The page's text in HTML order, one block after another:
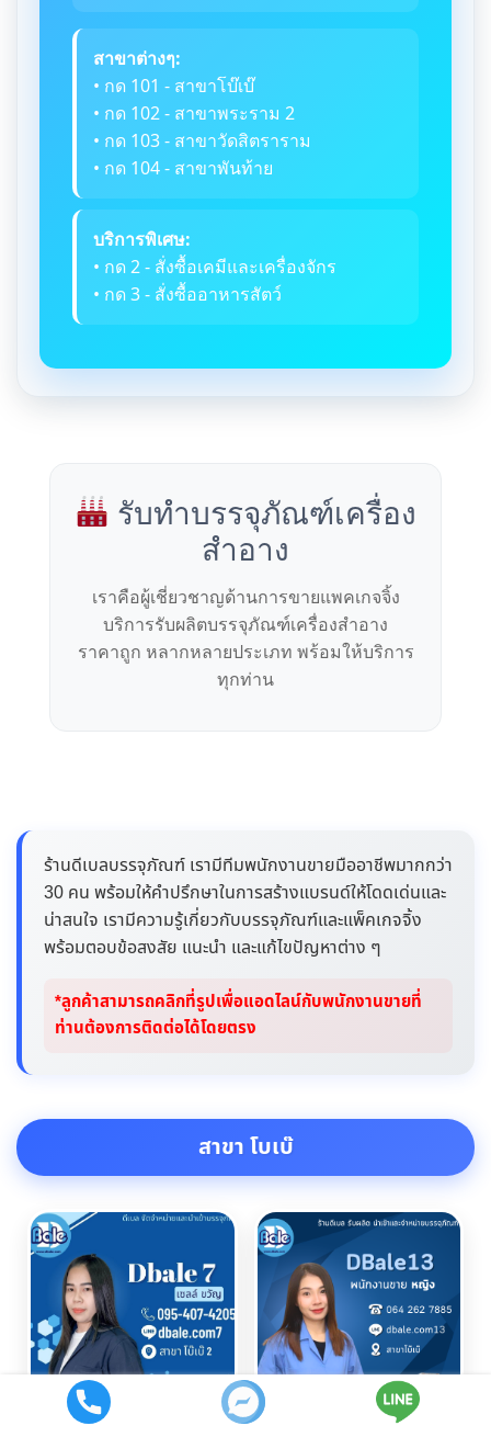
สาขาต่างๆ:
• กด 101 - สาขาโบ๊เบ๊
• กด 102 - สาขาพระราม 2
• กด 103 - สาขาวัดสิตราราม
• กด 104 - สาขาพันท้าย
บริการพิเศษ:
• กด 2 - สั่งซื้อเคมีและเครื่องจักร
• กด 3 - สั่งซื้ออาหารสัตว์
รับทำบรรจุภัณฑ์เครื่อง
สำอาง
เราคือผู้เชี่ยวชาญด้านการขายแพคเกจจิ้ง
บริการรับผลิตบรรจุภัณฑ์เครื่องสำอาง
ราคาถูก หลากหลายประเภท พร้อมให้บริการ
ทุกท่าน
ร้านดีเบลบรรจุภัณฑ์ เรามีทีมพนักงานขายมืออาชีพมากกว่า
30 คน พร้อมให้คำปรึกษาในการสร้างแบรนด์ให้โดดเด่นและ
น่าสนใจ เรามีความรู้เกี่ยวกับบรรจุภัณฑ์และแพ็คเกจจิ้ง
พร้อมตอบข้อสงสัย แนะนำ และแก้ไขปัญหาต่าง ๆ
*ลูกค้าสามารถคลิกที่รูปเพื่อแอดไลน์กับพนักงานขายที่
ท่านต้องการติดต่อได้โดยตรง
สาขา โบเบ๊